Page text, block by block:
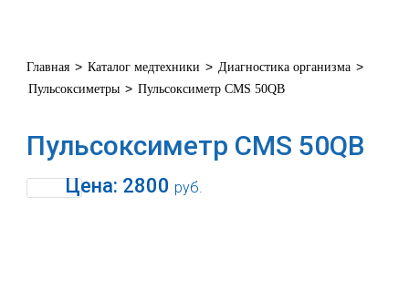
Главная > Каталог медтехники > Диагностика организма >
Пульсоксиметры > Пульсоксиметр CMS 50QB
Пульсоксиметр CMS 50QB
Цена: 2800 руб.